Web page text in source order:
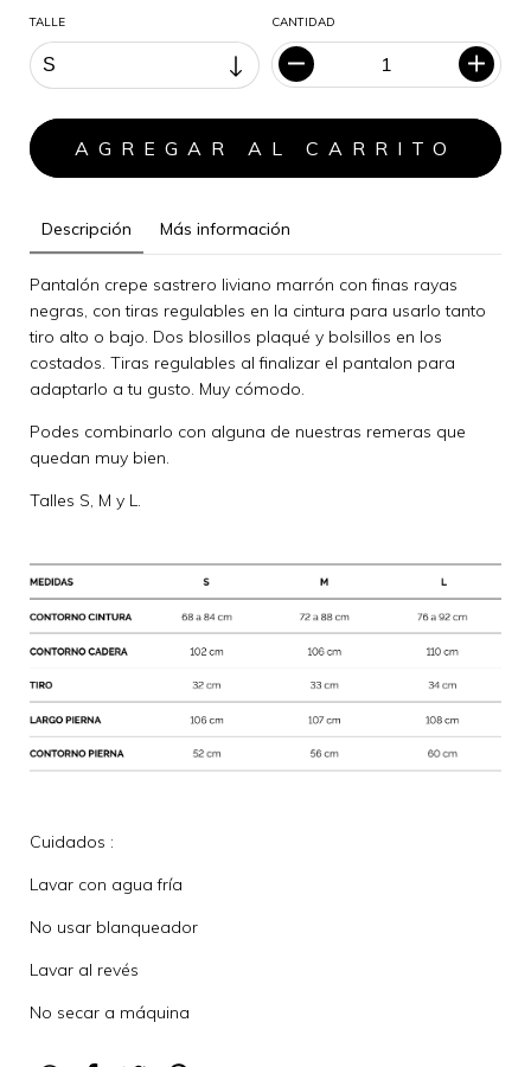
TALLE CANTIDAD
Descripción Más información
Pantalón crepe sastrero liviano marrón con finas rayas
negras, con tiras regulables en la cintura para usarlo tanto
tiro alto o bajo. Dos blosillos plaqué y bolsillos en los
costados. Tiras regulables al finalizar el pantalon para
adaptarlo a tu gusto. Muy cómodo.
Podes combinarlo con alguna de nuestras remeras que
quedan muy bien.
Talles S, M y L.
Cuidados :
Lavar con agua fría
No usar blanqueador
Lavar al revés
No secar a máquina